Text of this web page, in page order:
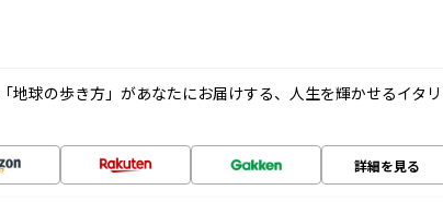
地球の歩き方」があなたにお届けする、人生を輝かせるイタリ
詳細を見る